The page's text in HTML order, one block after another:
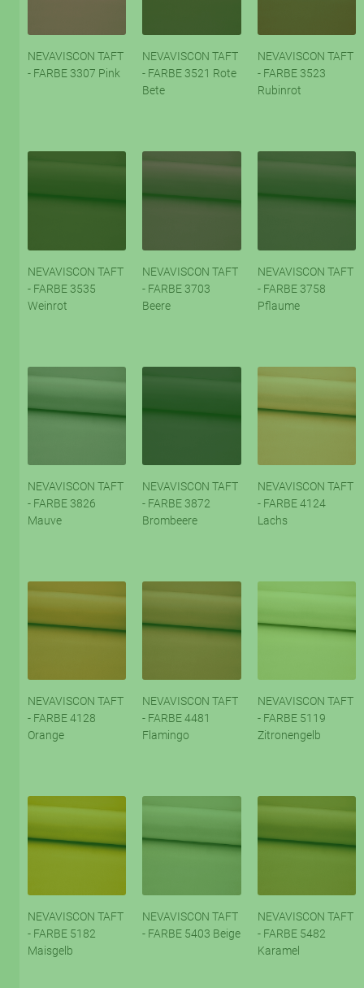
NEVAVISCON TAFT
- FARBE 3307 Pink
NEVAVISCON TAFT
- FARBE 3521 Rote
Bete
NEVAVISCON TAFT
- FARBE 3523
Rubinrot
NEVAVISCON TAFT
- FARBE 3535
Weinrot
NEVAVISCON TAFT
- FARBE 3703
Beere
NEVAVISCON TAFT
- FARBE 3758
Pflaume
NEVAVISCON TAFT
- FARBE 3826
Mauve
NEVAVISCON TAFT
- FARBE 3872
Brombeere
NEVAVISCON TAFT
- FARBE 4124
Lachs
NEVAVISCON TAFT
- FARBE 4128
Orange
NEVAVISCON TAFT
- FARBE 4481
Flamingo
NEVAVISCON TAFT
- FARBE 5119
Zitronengelb
NEVAVISCON TAFT
- FARBE 5182
Maisgelb
NEVAVISCON TAFT
- FARBE 5403 Beige
NEVAVISCON TAFT
- FARBE 5482
Karamel